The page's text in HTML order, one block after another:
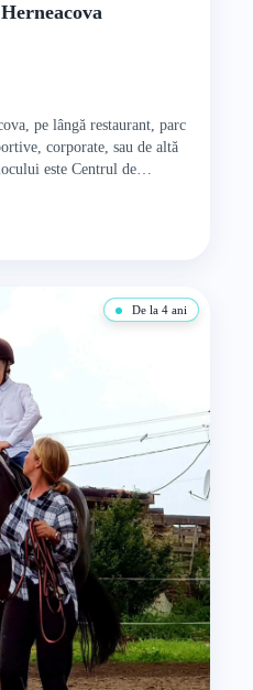
pe lângă restaurant, parc
corporate, sau de altă
este Centrul de…
De la 4 ani